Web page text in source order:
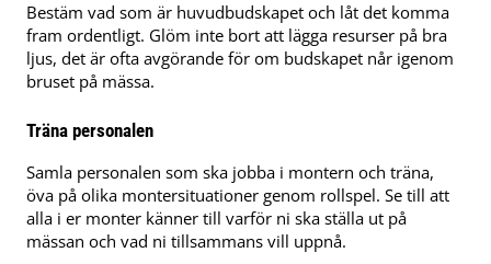
Bestäm vad som är huvudbudskapet och låt det komma
fram ordentligt. Glöm inte bort att lägga resurser på bra
ljus, det är ofta avgörande för om budskapet når igenom
bruset på mässa.
Träna personalen
Samla personalen som ska jobba i montern och träna,
öva på olika montersituationer genom rollspel. Se till att
alla i er monter känner till varför ni ska ställa ut på
mässan och vad ni tillsammans vill uppnå.